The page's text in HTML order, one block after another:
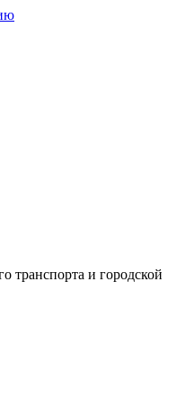
транспорта и городской